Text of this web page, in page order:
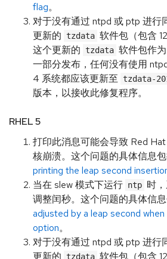
flag。
对于没有通过 ntpd 或 ptp 进行
更新的
tzdata 软件包（包含
这个更新的
tzdata 软件包作为
一部分发布，任何没有使用
4 系统都应该更新至
tzdata-
版本，以接收此修复程序。
RHEL 5
打印此消息可能会导致 Red
核崩溃。这个问题的具体信息
printing the leap second
当在 slew 模式下运行 ntp 时
调整闰秒。这个问题的具体信
adjusted by a leap second
option。
对于没有通过 ntpd 或 ptp 进行
更新的
tzdata 软件包（包含